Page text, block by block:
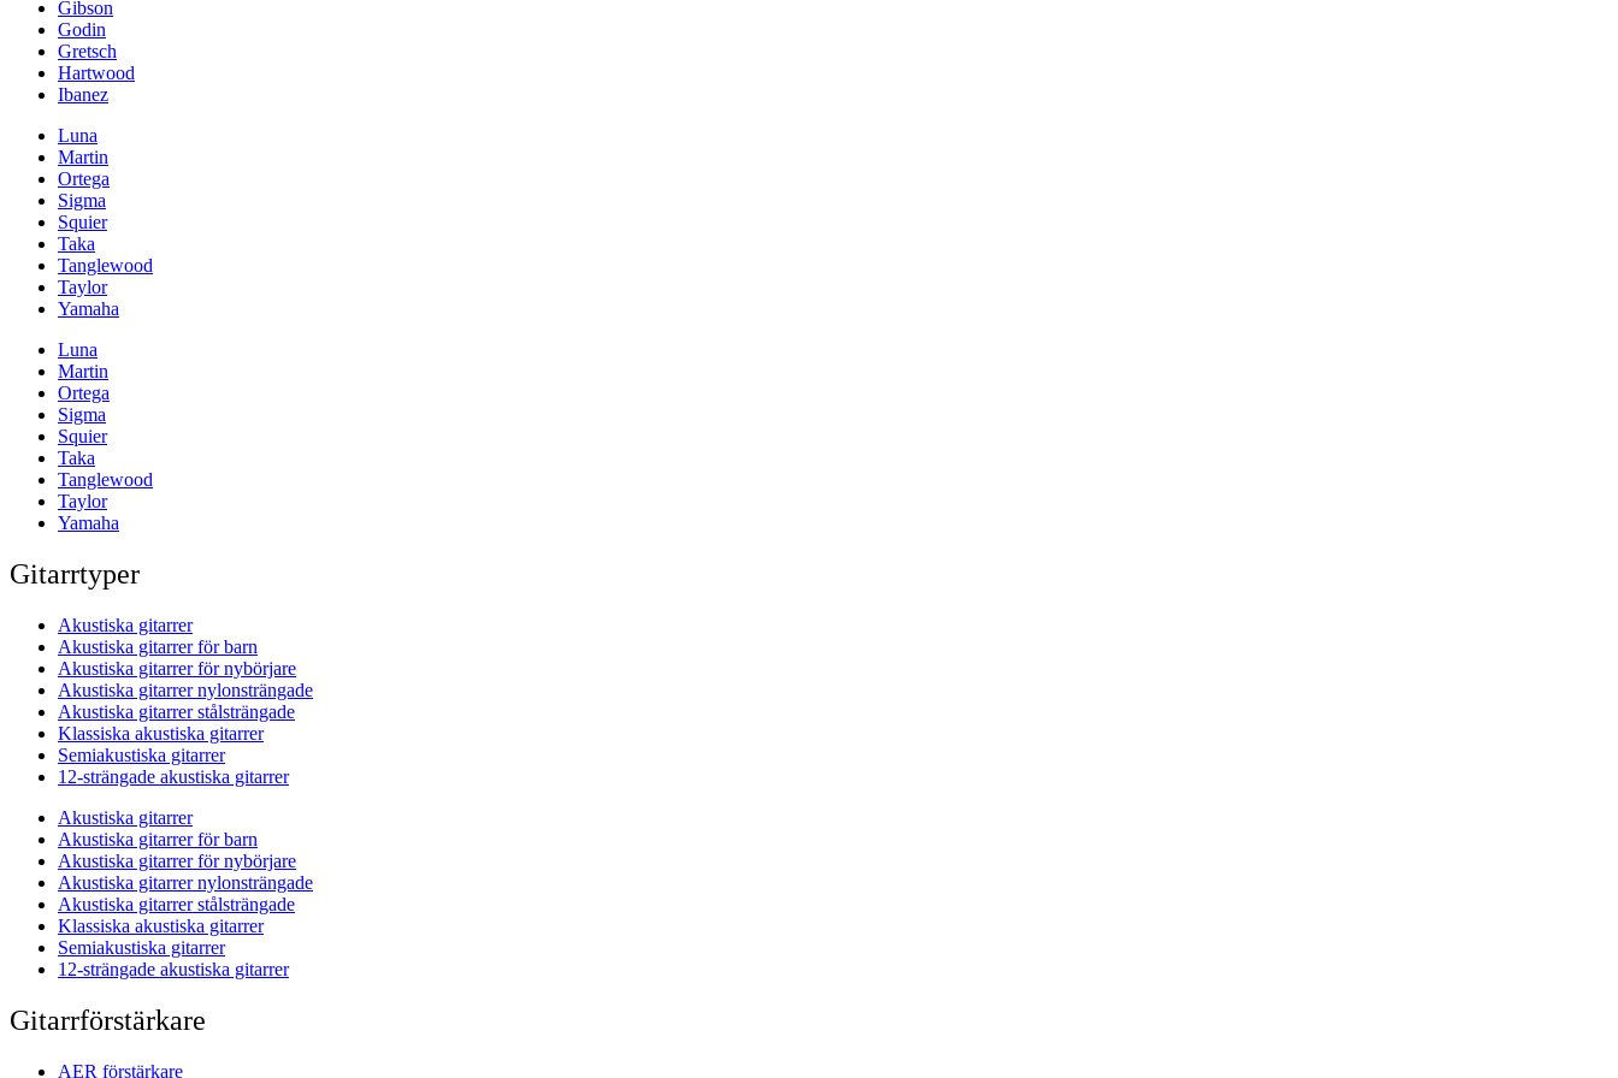
Gibson
Godin
Gretsch
Hartwood
Ibanez
Luna
Martin
Ortega
Sigma
Squier
Taka
Tanglewood
Taylor
Yamaha
Luna
Martin
Ortega
Sigma
Squier
Taka
Tanglewood
Taylor
Yamaha
Gitarrtyper
Akustiska gitarrer
Akustiska gitarrer för barn
Akustiska gitarrer för nybörjare
Akustiska gitarrer nylonsträngade
Akustiska gitarrer stålsträngade
Klassiska akustiska gitarrer
Semiakustiska gitarrer
12-strängade akustiska gitarrer
Akustiska gitarrer
Akustiska gitarrer för barn
Akustiska gitarrer för nybörjare
Akustiska gitarrer nylonsträngade
Akustiska gitarrer stålsträngade
Klassiska akustiska gitarrer
Semiakustiska gitarrer
12-strängade akustiska gitarrer
Gitarrförstärkare
AER förstärkare